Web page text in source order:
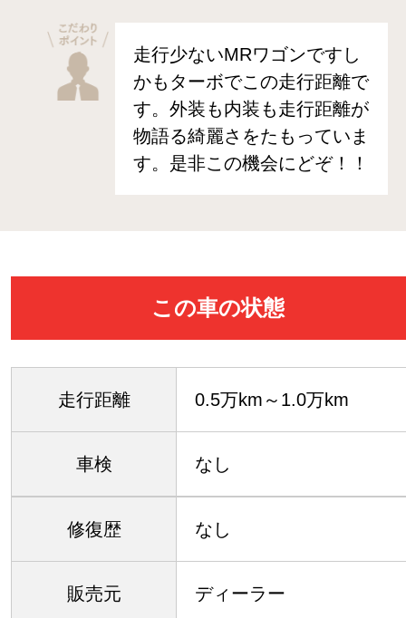
走行少ないMRワゴンですし
かもターボでこの走行距離で
す。外装も内装も走行距離が
物語る綺麗さをたもっていま
す。是非この機会にどぞ！！
この車の状態
走行距離 0.5万km～1.0万km
車検 なし
修復歴 なし
販売元 ディーラー